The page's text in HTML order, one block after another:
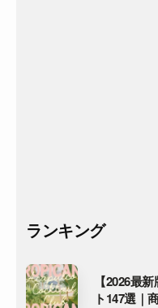
ランキング
【2026最
ト147選｜